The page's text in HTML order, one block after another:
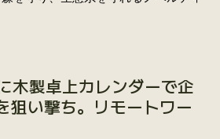
木製卓上カレンダーで企
狙い撃ち。リモートワー